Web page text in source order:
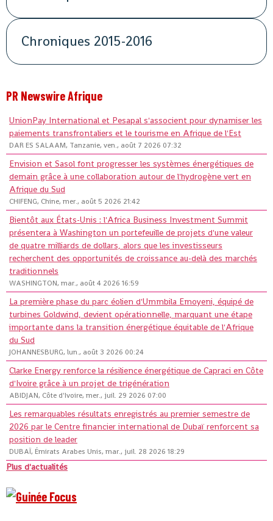
Chroniques 2015-2016
PR Newswire Afrique
UnionPay International et Pesapal s'associent pour dynamiser les
paiements transfrontaliers et le tourisme en Afrique de l'Est
DAR ES SALAAM, Tanzanie, ven., août 7 2026 07:32
Envision et Sasol font progresser les systèmes énergétiques de
demain grâce à une collaboration autour de l'hydrogène vert en
Afrique du Sud
CHIFENG, Chine, mer., août 5 2026 21:42
Bientôt aux États-Unis : l'Africa Business Investment Summit
présentera à Washington un portefeuille de projets d'une valeur
de quatre milliards de dollars, alors que les investisseurs
recherchent des opportunités de croissance au-delà des marchés
traditionnels
WASHINGTON, mar., août 4 2026 16:59
La première phase du parc éolien d'Ummbila Emoyeni, équipé de
turbines Goldwind, devient opérationnelle, marquant une étape
importante dans la transition énergétique équitable de l'Afrique
du Sud
JOHANNESBURG, lun., août 3 2026 00:24
Clarke Energy renforce la résilience énergétique de Capraci en Côte
d'Ivoire grâce à un projet de trigénération
ABIDJAN, Côte d'Ivoire, mer., juil. 29 2026 07:00
Les remarquables résultats enregistrés au premier semestre de
2026 par le Centre financier international de Dubaï renforcent sa
position de leader
DUBAÏ, Émirats Arabes Unis, mar., juil. 28 2026 18:29
Plus d'actualités